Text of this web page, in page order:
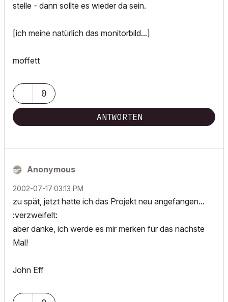
stelle - dann sollte es wieder da sein.
[ich meine natürlich das monitorbild...]
moffett
0
ANTWORTEN
Anonymous
‎2002-07-17 03:13 PM
zu spät, jetzt hatte ich das Projekt neu angefangen...
:verzweifelt:
aber danke, ich werde es mir merken für das nächste
Mal!
John Eff